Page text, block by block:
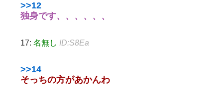
>>12
独身です、、、、、、
17: 名無し ID:S8Ea
>>14
そっちの方があかんわ